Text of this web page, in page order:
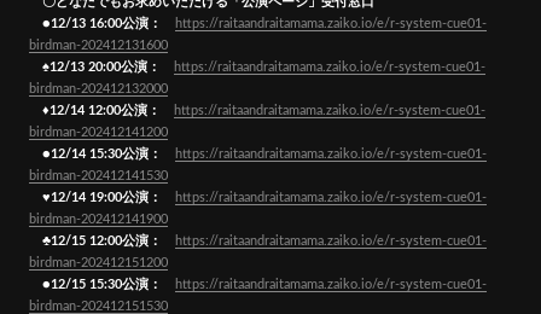
●12/13 16:00公演：
https://raitaandraitamama.zaiko.io/e/r-system-cue01-
birdman-202412131600
♠12/13 20:00公演：
https://raitaandraitamama.zaiko.io/e/r-system-cue01-
birdman-202412132000
♦12/14 12:00公演：
https://raitaandraitamama.zaiko.io/e/r-system-cue01-
birdman-202412141200
●12/14 15:30公演：
https://raitaandraitamama.zaiko.io/e/r-system-cue01-
birdman-202412141530
♥12/14 19:00公演：
https://raitaandraitamama.zaiko.io/e/r-system-cue01-
birdman-202412141900
♣12/15 12:00公演：
https://raitaandraitamama.zaiko.io/e/r-system-cue01-
birdman-202412151200
●12/15 15:30公演：
https://raitaandraitamama.zaiko.io/e/r-system-cue01-
birdman-202412151530